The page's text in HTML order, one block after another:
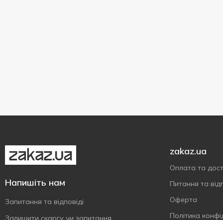
Напишіть нам
Запитання та відповіді
Залишити скаргу чи запитання
zakaz.ua
Оплата та
Питання та
Оферта
Політика